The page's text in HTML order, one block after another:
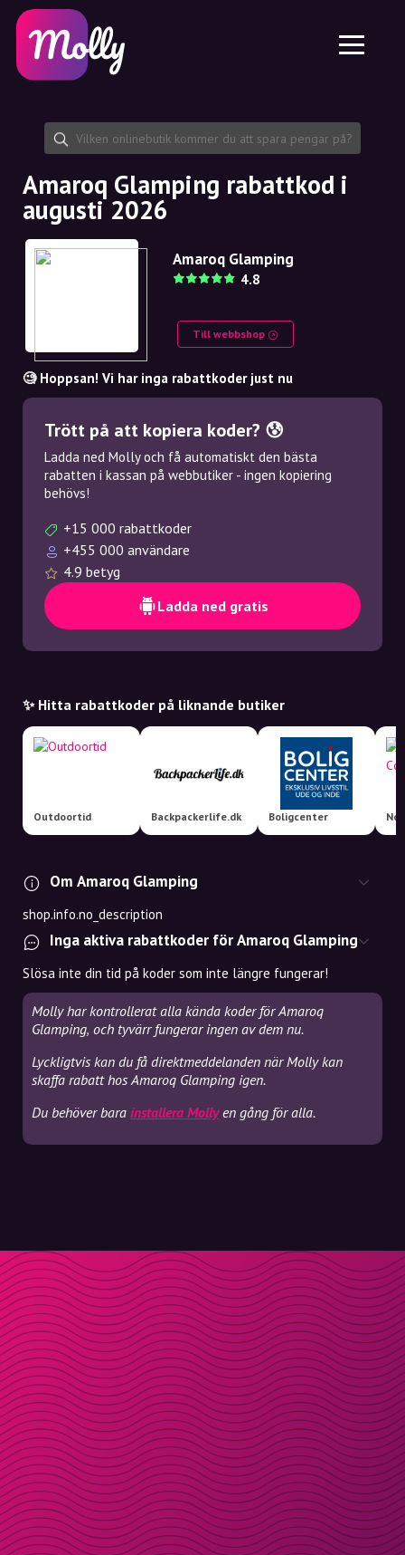
Hudvård
Hårvård
Dela rabattkod
Funktioner
Jobb
Om oss
Samarbete
Plattform
Molly till iPhone och iPad
Molly till Android
SE
EN
NO
DE
Amaroq Glamping rabattkod i
augusti 2026
Amaroq Glamping
4.8
Till webbshop
🧐 Hoppsan! Vi har inga rabattkoder just nu
Trött på att kopiera koder? 😰
Ladda ned Molly och få automatiskt den bästa
rabatten i kassan på webbutiker - ingen kopiering
behövs!
+15 000 rabattkoder
+455 000 användare
4.9 betyg
Ladda ned gratis
✨ Hitta rabattkoder på liknande butiker
Outdoortid Backpackerlife.dk Boligcenter
Om Amaroq Glamping
shop.info.no_description
Inga aktiva rabattkoder för Amaroq Glamping
Slösa inte din tid på koder som inte längre fungerar!
Molly har kontrollerat alla kända koder för Amaroq
Glamping, och tyvärr fungerar ingen av dem nu.
Lyckligtvis kan du få direktmeddelanden när Molly kan
skaffa rabatt hos Amaroq Glamping igen.
Du behöver bara installera Mollyen gång för alla.